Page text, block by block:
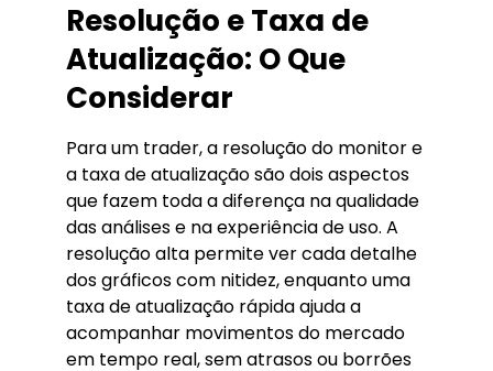
Resolução e Taxa de
Atualização: O Que
Considerar
Para um trader, a resolução do monitor e
a taxa de atualização são dois aspectos
que fazem toda a diferença na qualidade
das análises e na experiência de uso. A
resolução alta permite ver cada detalhe
dos gráficos com nitidez, enquanto uma
taxa de atualização rápida ajuda a
acompanhar movimentos do mercado
em tempo real, sem atrasos ou borrões